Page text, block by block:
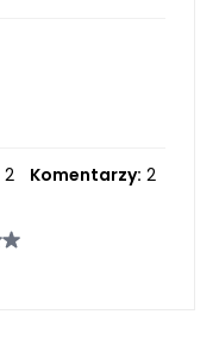
2 Komentarzy: 2